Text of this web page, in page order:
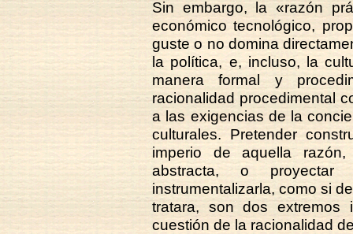
Sin embargo, la «razón
económico tecnológico,
guste o no domina
la política, e, incluso, la
manera formal y
racionalidad procedimental
a las exigencias de la
culturales. Pretender
imperio de aquella
abstracta, o proyectar
instrumentalizarla, como si
tratara, son dos
cuestión de la racionalidad